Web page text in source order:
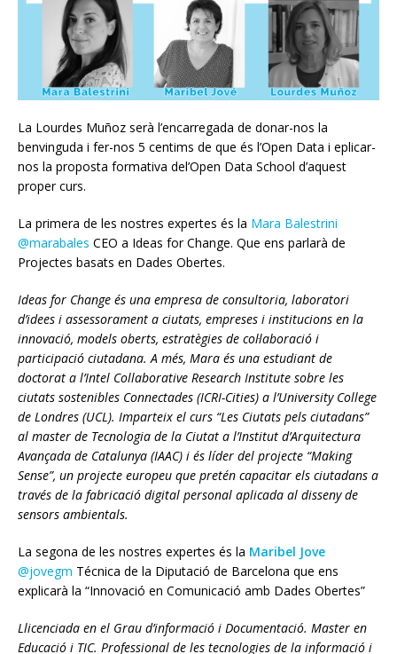
La Lourdes Muñoz serà l’encarregada de donar-nos la
benvinguda i fer-nos 5 centims de que és l’Open Data i eplicar-
nos la proposta formativa del’Open Data School d’aquest
proper curs.
La primera de les nostres expertes és la Mara Balestrini
@marabales CEO a Ideas for Change. Que ens parlarà de
Projectes basats en Dades Obertes.
Ideas for Change és una empresa de consultoria, laboratori
d’idees i assessorament a ciutats, empreses i institucions en la
innovació, models oberts, estratègies de col·laboració i
participació ciutadana. A més, Mara és una estudiant de
doctorat a l’Intel Collaborative Research Institute sobre les
ciutats sostenibles Connectades (ICRI-Cities) a l’University College
de Londres (UCL). Imparteix el curs “Les Ciutats pels ciutadans”
al master de Tecnologia de la Ciutat a l’Institut d’Arquitectura
Avançada de Catalunya (IAAC) i és líder del projecte “Making
Sense”, un projecte europeu que pretén capacitar els ciutadans a
través de la fabricació digital personal aplicada al disseny de
sensors ambientals.
La segona de les nostres expertes és la Maribel Jove
@jovegm Técnica de la Diputació de Barcelona que ens
explicarà la “Innovació en Comunicació amb Dades Obertes”
Llicenciada en el Grau d’informació i Documentació. Master en
Educació i TIC. Professional de les tecnologies de la informació i